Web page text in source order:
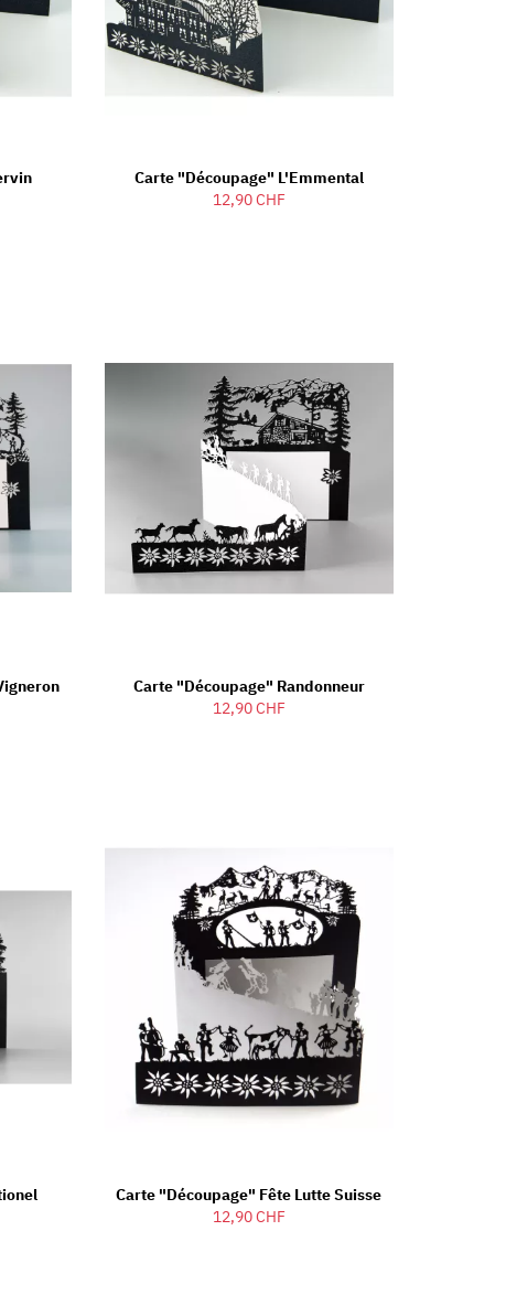
Carte "découpage" L'Emmental
12,90 CHF
Carte "découpage" Randonneur
12,90 CHF
Carte "découpage" Fête Lutte Suisse
12,90 CHF